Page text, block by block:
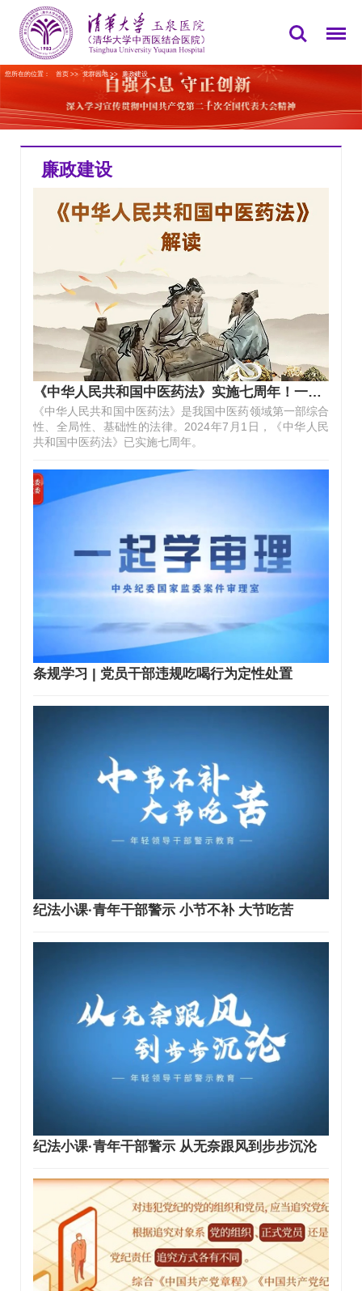
您所在的位置： 首页>> 党群园地>> 廉政建设
廉政建设
《中华人民共和国中医药法》实施七周年！一图带你读懂→
《中华人民共和国中医药法》是我国中医药领域第一部综合
性、全局性、基础性的法律。2024年7月1日，《中华人民
共和国中医药法》已实施七周年。
条规学习 | 党员干部违规吃喝行为定性处置
纪法小课·青年干部警示 小节不补 大节吃苦
纪法小课·青年干部警示 从无奈跟风到步步沉沦